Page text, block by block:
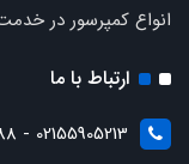
انواع کمپرسور در
ارتباط با ما
02155905213 - 09107601388